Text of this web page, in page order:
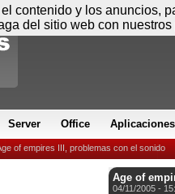
Server Office Aplicaciones
of empires III, problemas con el sonido
Age of
04/11/2005 -
contenido y los anuncios,
del sitio web con